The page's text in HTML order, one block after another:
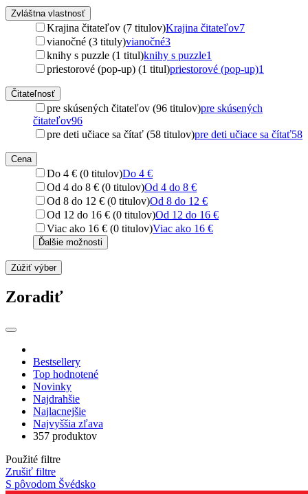
Zvláštna vlastnosť
Krajina čitateľov (7 titulov)Krajina čitateľov7
vianočné (3 tituly)vianočné3
knihy s puzzle (1 titul)knihy s puzzle1
priestorové (pop-up) (1 titul)priestorové (pop-up)1
Čitateľnosť
pre skúsených čitateľov (96 titulov)pre skúsených
čitateľov96
pre deti učiace sa čítať (58 titulov)pre deti učiace sa čítať58
Cena
Do 4 € (0 titulov)Do 4 €
Od 4 do 8 € (0 titulov)Od 4 do 8 €
Od 8 do 12 € (0 titulov)Od 8 do 12 €
Od 12 do 16 € (0 titulov)Od 12 do 16 €
Viac ako 16 € (0 titulov)Viac ako 16 €
Ďalšie možnosti
Zúžiť výber
Zoradiť
Bestsellery
Top hodnotené
Novinky
Najdrahšie
Najlacnejšie
Najvyššia zľava
357 produktov
Použité filtre
Zrušiť filtre
S pôvodom Švédsko